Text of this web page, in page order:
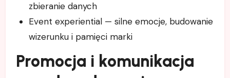
zbieranie danych
Event experiential — silne emocje, budowanie
wizerunku i pamięci marki
Promocja i komunikacja